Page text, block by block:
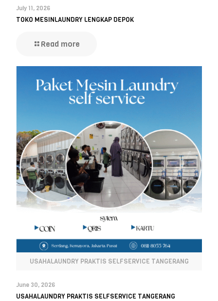
July 11, 2026
TOKO MESINLAUNDRY LENGKAP DEPOK
Read more
USAHALAUNDRY PRAKTIS SELFSERVICE TANGERANG
June 30, 2026
USAHALAUNDRY PRAKTIS SELFSERVICE TANGERANG